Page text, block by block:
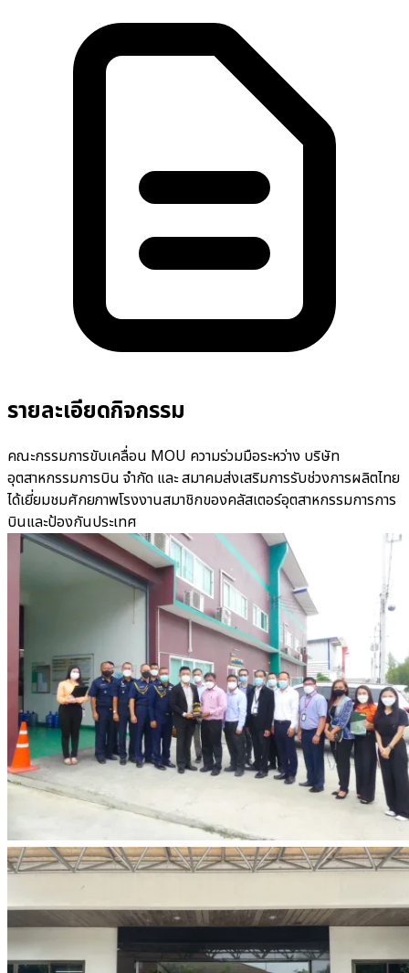
รายละเอียดกิจกรรม
คณะกรรมการขับเคลื่อน MOU ความร่วมมือระหว่าง บริษัท
อุตสาหกรรมการบิน จำกัด และ สมาคมส่งเสริมการรับช่วงการผลิตไทย
ได้เยี่ยมชมศักยภาพโรงงานสมาชิกของคลัสเตอร์อุตสาหกรรมการการ
บินและป้องกันประเทศ